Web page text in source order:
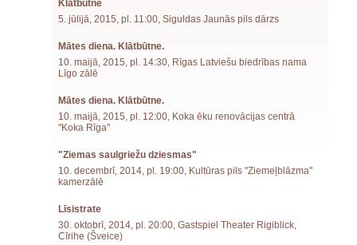
Klātbūtne
5. jūlijā, 2015, pl. 11:00, Siguldas Jaunās pils dārzs
Mātes diena. Klātbūtne.
10. maijā, 2015, pl. 14:30, Rīgas Latviešu biedrības nama
Līgo zālē
Mātes diena. Klātbūtne.
10. maijā, 2015, pl. 12:00, Koka ēku renovācijas centrā
"Koka Rīga"
"Ziemas saulgriežu dziesmas"
10. decembrī, 2014, pl. 19:00, Kultūras pils "Ziemeļblāzma"
kamerzālē
Līsistrate
30. oktobrī, 2014, pl. 20:00, Gastspiel Theater Rigiblick,
Cīrihe (Šveice)